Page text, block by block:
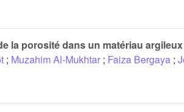
la porosité dans un matériau argileux
; Muzahim Al-Mukhtar ; Faiza Bergaya ;